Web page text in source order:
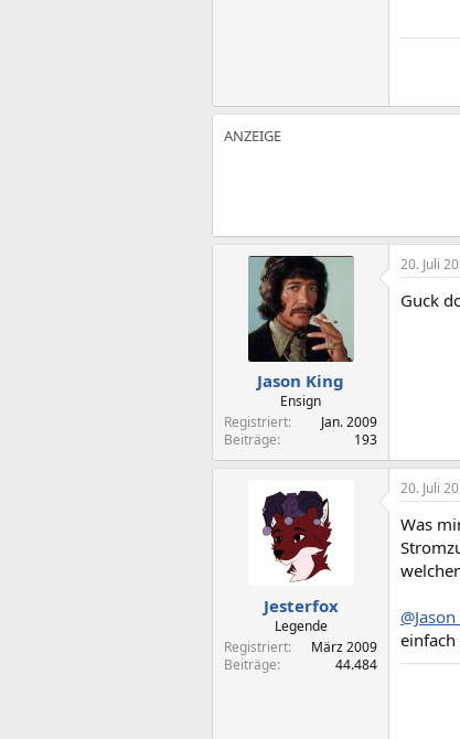
Jason King
Ensign
Registriert
Jan. 2009
Beiträge
193
20. Juli
Guck
Jesterfox
Legende
Registriert
März 2009
Beiträge
44.484
20. Juli
Was